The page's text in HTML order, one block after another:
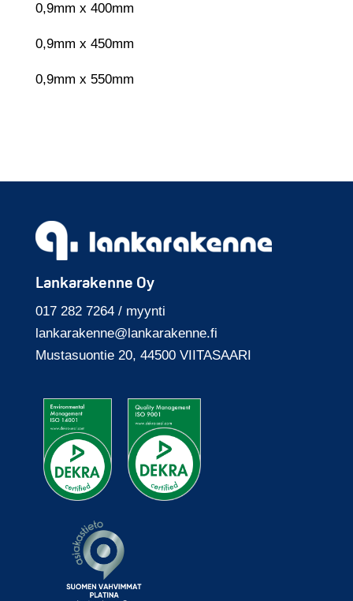
0,9mm x 400mm
0,9mm x 450mm
0,9mm x 550mm
Lankarakenne Oy
017 282 7264 / myynti
lankarakenne@lankarakenne.fi
Mustasuontie 20, 44500 VIITASAARI